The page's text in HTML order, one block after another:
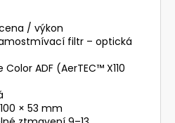
/ výkon
filtr – optická
ADF (AerTEC™ X110
× 53 mm